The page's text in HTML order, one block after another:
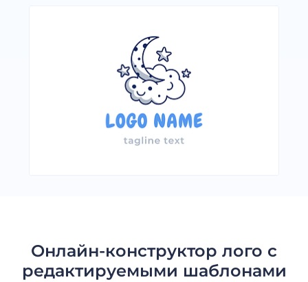
Онлайн-конструктор лого с
редактируемыми шаблонами